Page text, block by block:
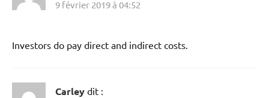
9 février 2019 à 04:52
Investors do pay direct and indirect costs.
Carley dit :